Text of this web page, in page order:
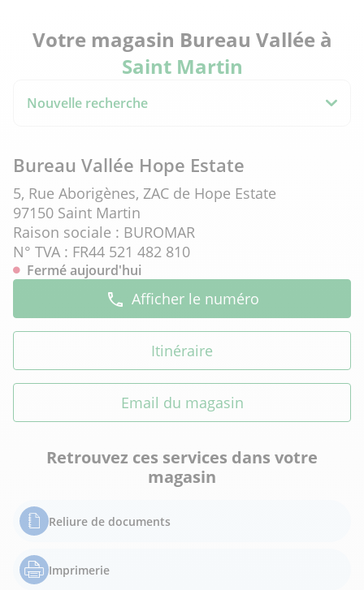
Votre magasin Bureau Vallée à
Saint Martin
Nouvelle recherche
Bureau Vallée Hope Estate
5, Rue Aborigènes, ZAC de Hope Estate
97150 Saint Martin
Raison sociale : BUROMAR
N° TVA : FR44 521 482 810
Fermé aujourd'hui
Afficher le numéro
Itinéraire
Email du magasin
Retrouvez ces services dans votre
magasin
Reliure de documents
Imprimerie